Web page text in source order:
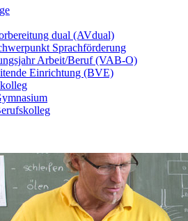
dual (AVdual)
Sprachförderung
Arbeit/Beruf (VAB-O)
Einrichtung (BVE)